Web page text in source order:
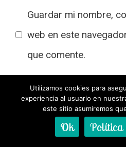
Guardar mi nombre,
web en este
que comente.
He leído y acepto la
Utilizamos cookies para
experiencia al usuario en
este sitio asumiremos
Ok Política